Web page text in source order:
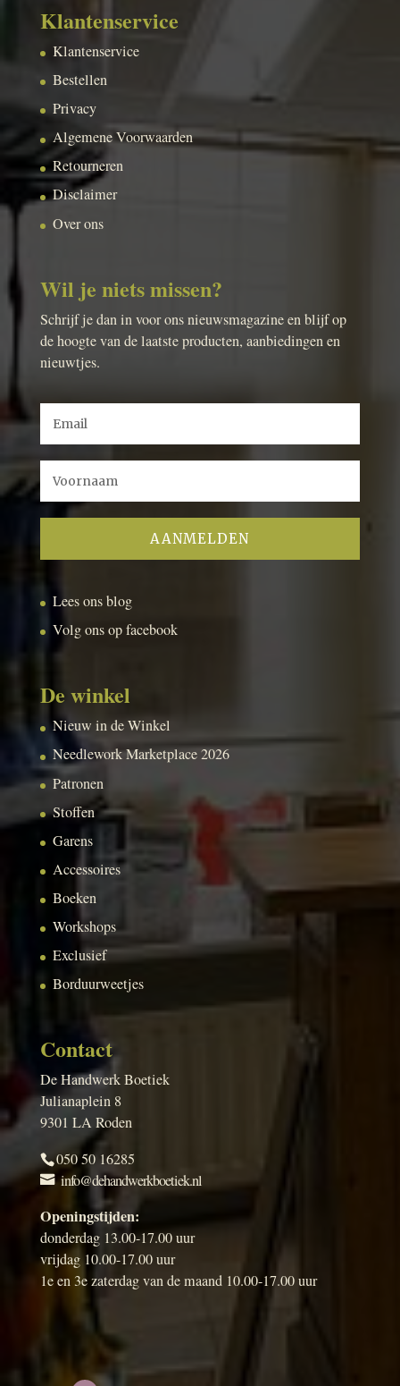
Klantenservice
Klantenservice
Bestellen
Privacy
Algemene Voorwaarden
Retourneren
Disclaimer
Over ons
Wil je niets missen?
Schrijf je dan in voor ons nieuwsmagazine en blijf op
de hoogte van de laatste producten, aanbiedingen en
nieuwtjes.
Lees ons blog
Volg ons op facebook
De winkel
Nieuw in de Winkel
Needlework Marketplace 2026
Patronen
Stoffen
Garens
Accessoires
Boeken
Workshops
Exclusief
Borduurweetjes
Contact
De Handwerk Boetiek
Julianaplein 8
9301 LA Roden
050 50 16285
info@dehandwerkboetiek.nl
Openingstijden:
donderdag 13.00-17.00 uur
vrijdag 10.00-17.00 uur
1e en 3e zaterdag van de maand 10.00-17.00 uur